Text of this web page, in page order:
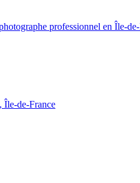
professionnel en Île-
Île-de-France